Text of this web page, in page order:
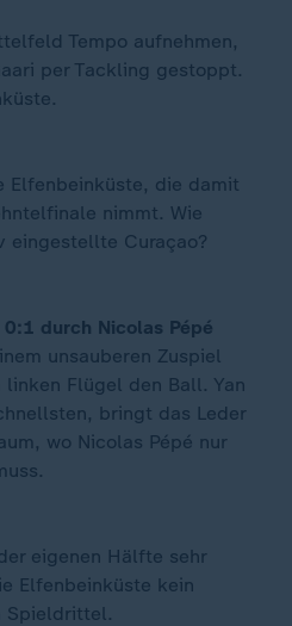
Tempo aufnehmen,
per Tackling gestoppt.
Elfenbeinküste, die damit
nimmt. Wie
eingestellte Curaçao?
durch Nicolas Pépé
unsauberen Zuspiel
Flügel den Ball. Yan
bringt das Leder
wo Nicolas Pépé nur
eigenen Hälfte sehr
Elfenbeinküste kein
Spieldrittel.